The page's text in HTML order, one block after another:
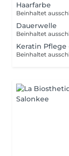
Haarfarbe
Dauerwelle
Keratin